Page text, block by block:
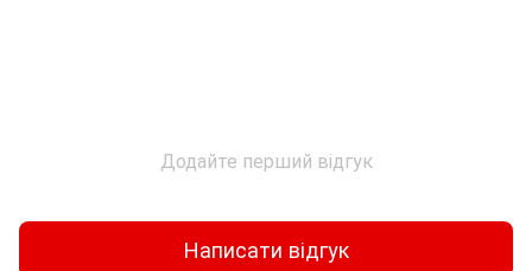
Додайте перший відгук
Написати відгук